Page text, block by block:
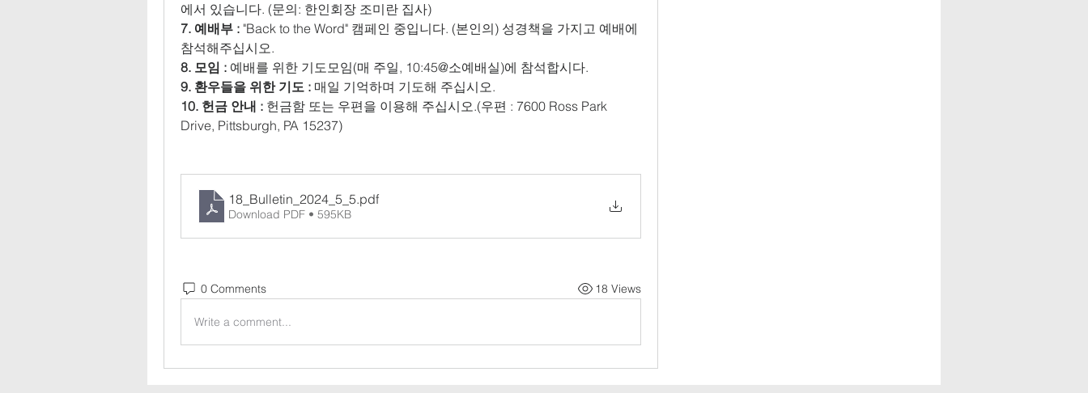
에서 있습니다. (문의: 한인회장 조미란 집사)
7. 예배부 : "Back to the Word" 캠페인 중입니다. (본인의) 성경책을 가지고 예배에
참석해주십시오.
8. 모임 : 예배를 위한 기도모임(매 주일, 10:45@소예배실)에 참석합시다.
9. 환우들을 위한 기도 : 매일 기억하며 기도해 주십시오.
10. 헌금 안내 : 헌금함 또는 우편을 이용해 주십시오.(우편 : 7600 Ross Park
Drive, Pittsburgh, PA 15237)
18_Bulletin_2024_5_5.pdf
Download PDF • 595KB
0 Comments 18 Views
Write a comment...